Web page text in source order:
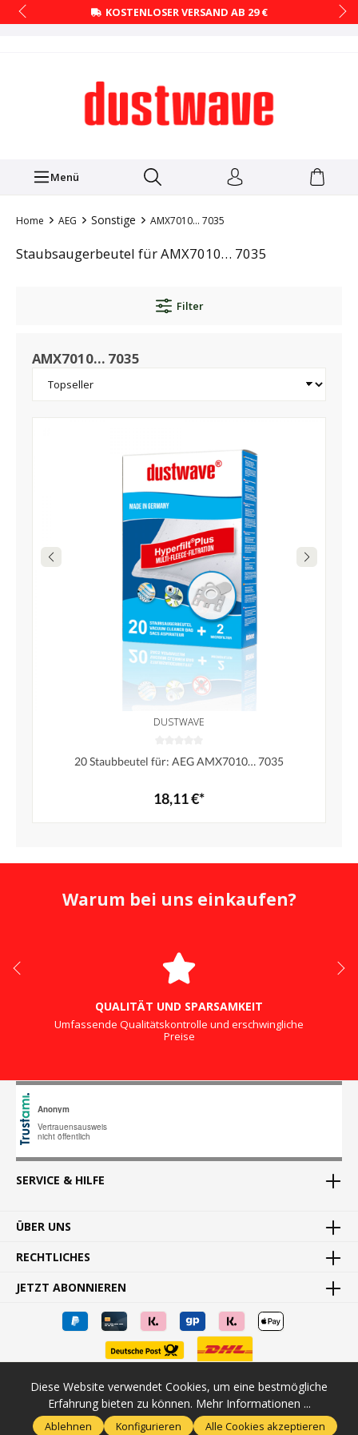
KOSTENLOSER VERSAND AB 29 €
Menü
Home AEG Sonstige AMX7010… 7035
Staubsaugerbeutel für AMX7010… 7035
Filter
AMX7010… 7035
DUSTWAVE
20 Staubbeutel für: AEG AMX7010… 7035
18,11 €*
Warum bei uns einkaufen?
QUALITÄT UND SPARSAMKEIT
Umfassende Qualitätskontrolle und erschwingliche
Preise
SERVICE & HILFE
ÜBER UNS
RECHTLICHES
JETZT ABONNIEREN
* Alle Preise inkl. gesetzl. Mehrwertsteuer zzgl.Versandkosten
ggf. Nachnahmegebühren, wenn nicht anders angegeben.
Diese Website verwendet Cookies, um eine bestmögliche
Erfahrung bieten zu können. Mehr Informationen ...
Ablehnen Konfigurieren Alle Cookies akzeptieren